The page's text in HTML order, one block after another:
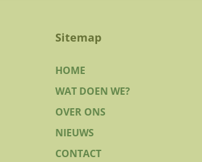
Sitemap
HOME
WAT DOEN WE?
OVER ONS
NIEUWS
CONTACT